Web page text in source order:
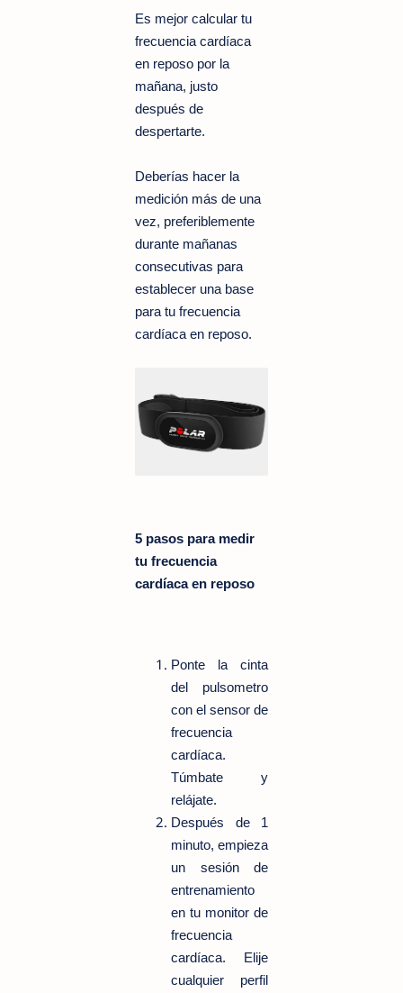
Es mejor calcular tu
frecuencia cardíaca
en reposo por la
mañana, justo
después de
despertarte.
Deberías hacer la
medición más de una
vez, preferiblemente
durante mañanas
consecutivas para
establecer una base
para tu frecuencia
cardíaca en reposo.
5 pasos para medir
tu frecuencia
cardíaca en reposo
Ponte la cinta
del pulsometro
con el sensor de
frecuencia
cardíaca.
Túmbate y
relájate.
Después de 1
minuto, empieza
un sesión de
entrenamiento
en tu monitor de
frecuencia
cardíaca. Elije
cualquier perfil